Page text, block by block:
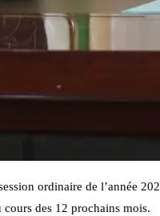
ordinaire de l’année
des 12 prochains mois.